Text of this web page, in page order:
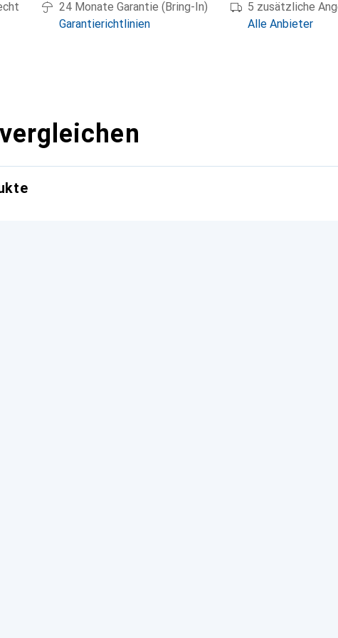
24 Monate Garantie (Bring-In)
Garantierichtlinien
5 zusätzliche
Alle Anbieter